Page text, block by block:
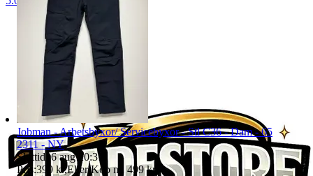
Jobman - Arbetsbyxor/ Servicebyxor - Stl C36 - Dam - 65
2311 - NY
Sluttid 16 aug 20:31
Pris:399 kr,Eller Köp nu 499 kr